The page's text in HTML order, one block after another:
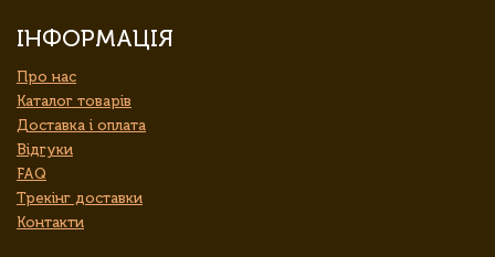
ІНФОРМАЦІЯ
Про нас
Каталог товарів
Доставка і оплата
Відгуки
FAQ
Трекінг доставки
Контакти